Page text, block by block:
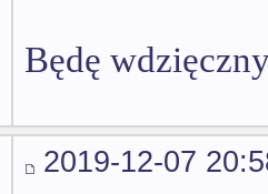
Będę
2019-12-07